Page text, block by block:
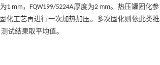
为1 mm，FQW199/5224A厚度为2 mm。热压罐固
化工艺再进行一次加热加压。多次固化则依此类
试结果取平均值。